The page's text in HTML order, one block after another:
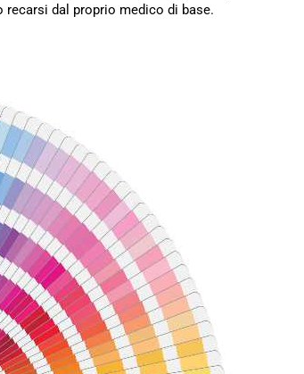
dal proprio medico di base.